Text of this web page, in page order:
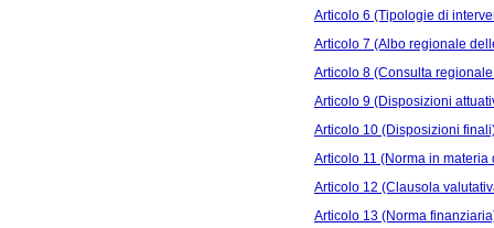
Articolo 6 (Tipologie di
Articolo 7 (Albo regionale
Articolo 8 (Consulta
Articolo 9 (Disposizioni
Articolo 10 (Disposizioni
Articolo 11 (Norma in materia
Articolo 12 (Clausola
Articolo 13 (Norma